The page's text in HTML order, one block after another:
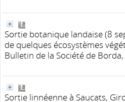
Sortie botanique landaise (8
de quelques écosystèmes
Bulletin de la Société de
Sortie linnéenne à Saucats,